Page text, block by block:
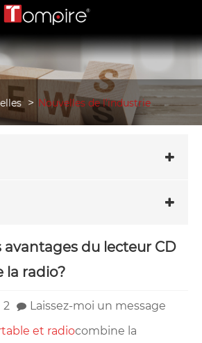
Nouvelles de l'industrie
avantages du lecteur CD
la radio?
2
Laissez-moi un message
et radiocombine la